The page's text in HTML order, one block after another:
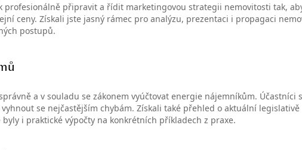
profesionálně připravit a řídit marketingovou strategii nemovitosti tak,
ceny. Získali jste jasný rámec pro analýzu, prezentaci i propagaci
postupů.
a v souladu se zákonem vyúčtovat energie nájemníkům. Účastníci
se nejčastějším chybám. Získali také přehled o aktuální
i praktické výpočty na konkrétních příkladech z praxe.